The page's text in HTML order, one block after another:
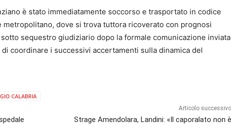
è stato immediatamente soccorso e trasportato in codice
metropolitano, dove si trova tuttora ricoverato con prognosi
sequestro giudiziario dopo la formale comunicazione inviata
coordinare i successivi accertamenti sulla dinamica del
CALABRIA
Articolo successivo
Strage Amendolara, Landini: «Il caporalato non è